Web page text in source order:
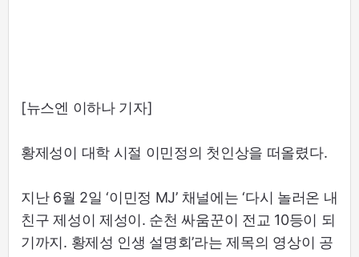
[뉴스엔 이하나 기자]
황제성이 대학 시절 이민정의 첫인상을 떠올렸다.
지난 6월 2일 ‘이민정 MJ’ 채널에는 ‘다시 놀러온 내
친구 제성이 제성이. 순천 싸움꾼이 전교 10등이 되
기까지. 황제성 인생 설명회’라는 제목의 영상이 공